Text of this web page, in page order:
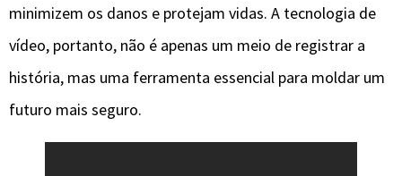
minimizem os danos e protejam vidas. A tecnologia de
vídeo, portanto, não é apenas um meio de registrar a
história, mas uma ferramenta essencial para moldar um
futuro mais seguro.